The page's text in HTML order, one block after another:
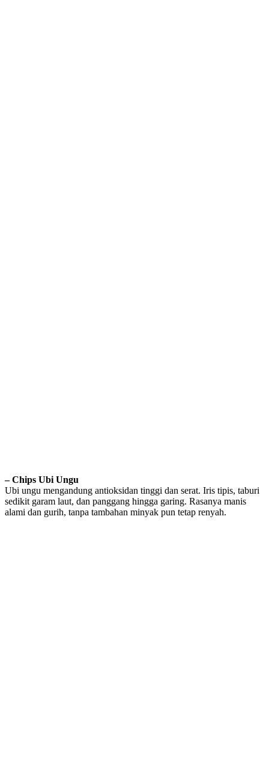
– Chips Ubi Ungu
Ubi ungu mengandung antioksidan tinggi dan serat. Iris tipis, taburi
sedikit garam laut, dan panggang hingga garing. Rasanya manis
alami dan gurih, tanpa tambahan minyak pun tetap renyah.